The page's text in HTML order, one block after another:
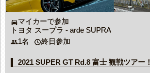
directions_carマイカーで参加
トヨタ スープラ - arde SUPRA
people1名 access_time終日参加
2021 SUPER GT Rd.8 富士 観戦ツアー！